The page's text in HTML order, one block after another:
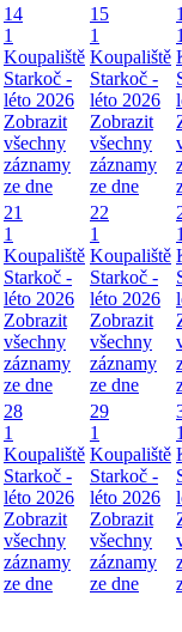
14
1
Koupaliště
Starkoč -
léto 2026
Zobrazit
všechny
záznamy
ze dne
15
1
Koupaliště
Starkoč -
léto 2026
Zobrazit
všechny
záznamy
ze dne
21
1
Koupaliště
Starkoč -
léto 2026
Zobrazit
všechny
záznamy
ze dne
22
1
Koupaliště
Starkoč -
léto 2026
Zobrazit
všechny
záznamy
ze dne
28
1
Koupaliště
Starkoč -
léto 2026
Zobrazit
všechny
záznamy
ze dne
29
1
Koupaliště
Starkoč -
léto 2026
Zobrazit
všechny
záznamy
ze dne